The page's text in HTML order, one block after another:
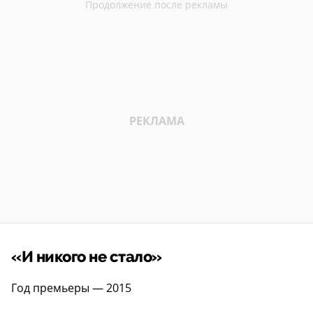
«И никого не стало»
Год премьеры — 2015